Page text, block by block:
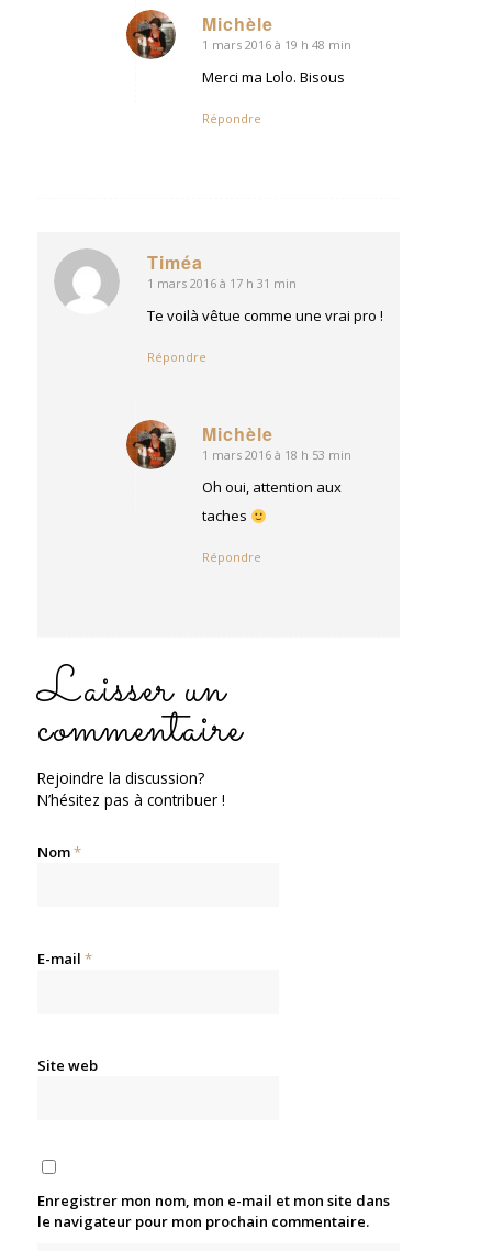
Michèle
dit
1 mars 2016 à 19 h 48 min
Merci ma Lolo. Bisous
Répondre
Timéa
dit
1 mars 2016 à 17 h 31 min
Te voilà vêtue comme une vrai pro !
Répondre
Michèle
dit
1 mars 2016 à 18 h 53 min
Oh oui, attention aux
taches
Répondre
Laisser un
commentaire
Rejoindre la discussion?
N’hésitez pas à contribuer !
Nom*
E-mail *
Site web
Enregistrer mon nom, mon e-mail et mon site dans
le navigateur pour mon prochain commentaire.